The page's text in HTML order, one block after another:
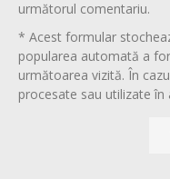
următorul comentariu.
* Acest formular
popularea automată a
următoarea vizită. În
procesate sau utilizate în